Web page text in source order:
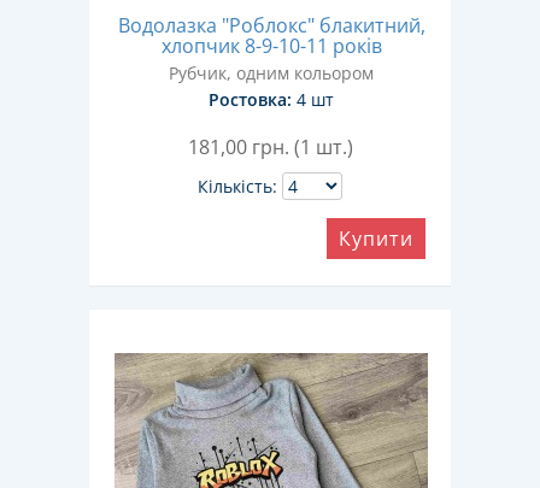
Водолазка "Роблокс" блакитний,
хлопчик 8-9-10-11 років
Рубчик, одним кольором
Ростовка: 4 шт
181,00 грн. (1 шт.)
Кількість:
Купити